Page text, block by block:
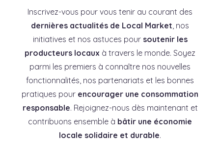
Inscrivez-vous pour vous tenir au courant des
dernières actualités de Local Market, nos
initiatives et nos astuces pour soutenir les
producteurs locaux à travers le monde. Soyez
parmi les premiers à connaître nos nouvelles
fonctionnalités, nos partenariats et les bonnes
pratiques pour encourager une consommation
responsable. Rejoignez-nous dès maintenant et
contribuons ensemble à bâtir une économie
locale solidaire et durable.